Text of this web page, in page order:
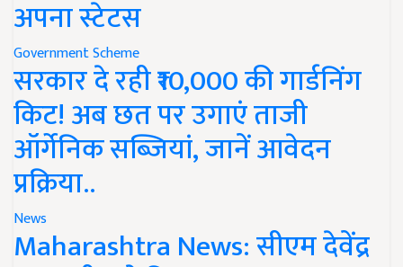
अपना स्टेटस
Government Scheme
सरकार दे रही ₹10,000 की गार्डनिंग
किट! अब छत पर उगाएं ताजी
ऑर्गेनिक सब्जियां, जानें आवेदन
प्रक्रिया..
News
Maharashtra News: सीएम देवेंद्र